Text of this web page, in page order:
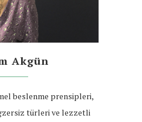
Akgün
beslenme prensipleri,
türleri ve lezzetli